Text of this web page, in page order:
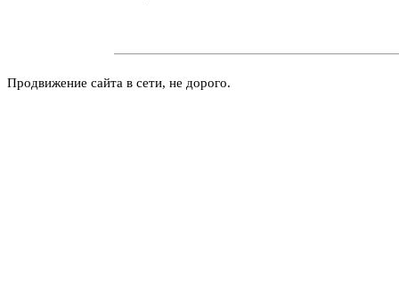
Продвижение сайта в сети, не дорого.